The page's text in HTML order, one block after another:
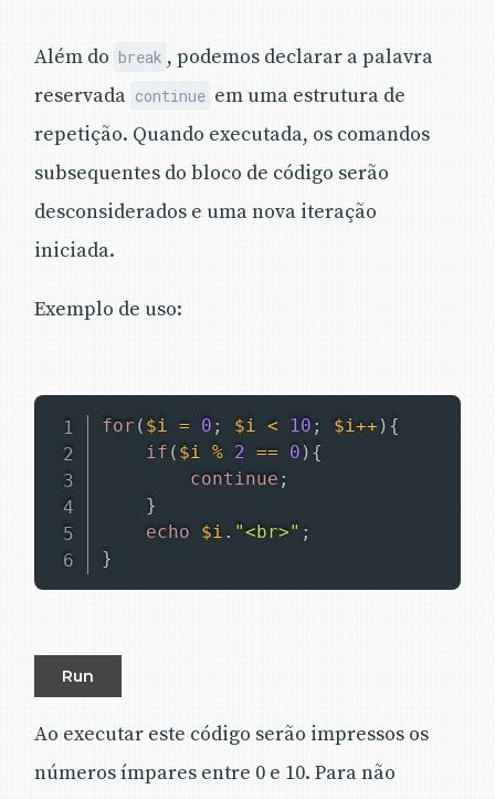
Além do break , podemos declarar a palavra
reservada continue em uma estrutura de
repetição. Quando executada, os comandos
subsequentes do bloco de código serão
desconsiderados e uma nova iteração
iniciada.
Exemplo de uso:
for ( $i = 0 ; $i < 10 ; $i ++ ) {
if ( $i % 2 == 0 ) {
continue ;
}
echo
$i . "<br>" ;
}
Run
Ao executar este código serão impressos os
números ímpares entre 0 e 10. Para não